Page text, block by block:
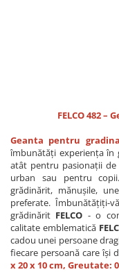
FELCO 482
Geanta pentru
îmbunătăți experiența în
atât pentru pasionații
urban sau pentru
grădinărit, mănușile,
preferate. Îmbunătățiți-
grădinărit FELCO - o
calitate emblematică
cadou unei persoane
fiecare persoană care își
x 20 x 10 cm, Greutate: